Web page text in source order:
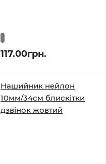
117.00грн.
Нашийник нейлон
10мм/34см блискітки
дзвінок жовтий